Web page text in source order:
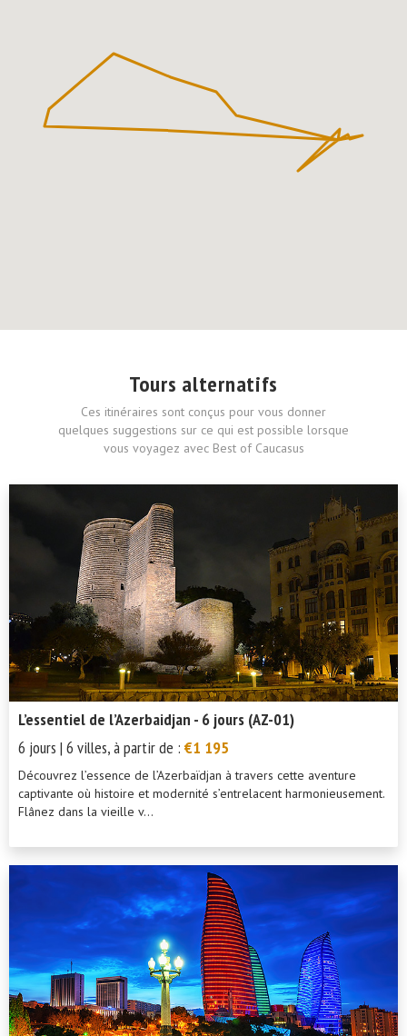
Tours alternatifs
Ces itinéraires sont conçus pour vous donner
quelques suggestions sur ce qui est possible lorsque
vous voyagez avec Best of Caucasus
L’essentiel de l’Azerbaidjan - 6 jours (AZ-01)
6 jours | 6 villes, à partir de :€1 195
Découvrez l’essence de l’Azerbaïdjan à travers cette aventure
captivante où histoire et modernité s’entrelacent harmonieusement.
Flânez dans la vieille v...